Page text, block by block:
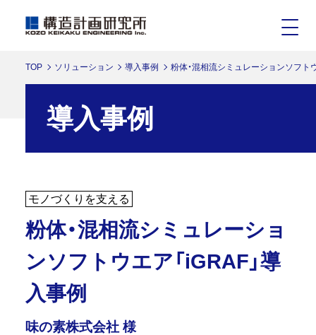
TOP ソリューション 導入事例 粉体・混相流シミュレーションソフト
導入事例
モノづくりを支える
粉体・混相流シミュレーショ
ンソフトウエア「iGRAF」導
入事例
味の素株式会社 様